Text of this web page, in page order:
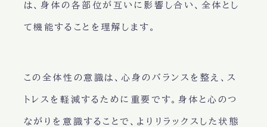
は、身体の各部位が互いに影響し合い、全体とし
て機能することを理解します。
この全体性の意識は、心身のバランスを整え、ス
トレスを軽減するために重要です。身体と心のつ
ながりを意識することで、よりリラックスした状態